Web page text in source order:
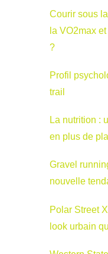
Courir sous
la VO2max
?
Profil
trail
La nutrition :
en plus de
Gravel
nouvelle
Polar Street
look urbain